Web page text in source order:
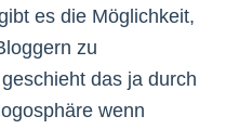
es die Möglichkeit,
zu
das ja durch
wenn